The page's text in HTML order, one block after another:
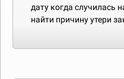
дату когда случилась
найти причину утери